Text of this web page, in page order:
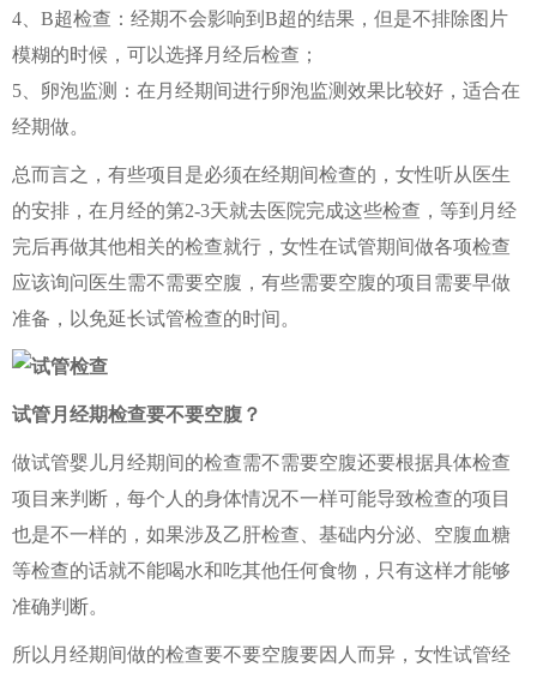
4、B超检查：经期不会影响到B超的结果，但是不排除图片
模糊的时候，可以选择月经后检查；
5、卵泡监测：在月经期间进行卵泡监测效果比较好，适合在
经期做。
总而言之，有些项目是必须在经期间检查的，女性听从医生
的安排，在月经的第2-3天就去医院完成这些检查，等到月经
完后再做其他相关的检查就行，女性在试管期间做各项检查
应该询问医生需不需要空腹，有些需要空腹的项目需要早做
准备，以免延长试管检查的时间。
试管月经期检查要不要空腹？
做试管婴儿月经期间的检查需不需要空腹还要根据具体检查
项目来判断，每个人的身体情况不一样可能导致检查的项目
也是不一样的，如果涉及乙肝检查、基础内分泌、空腹血糖
等检查的话就不能喝水和吃其他任何食物，只有这样才能够
准确判断。
所以月经期间做的检查要不要空腹要因人而异，女性试管经